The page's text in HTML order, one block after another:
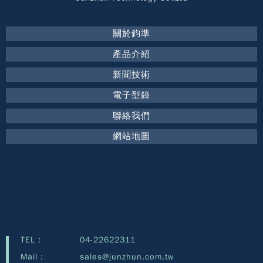
關於鈞準
產品介紹
新聞技術
電子型錄
聯絡我們
網站地圖
TEL :
04-22622311
Mail :
sales@junzhun.com.tw